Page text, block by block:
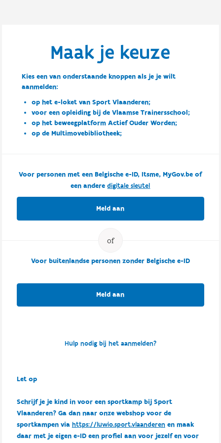
Maak je keuze
Kies een van onderstaande knoppen als je je wilt
aanmelden:
op het e-loket van Sport Vlaanderen;
voor een opleiding bij de Vlaamse Trainersschool;
op het beweegplatform Actief Ouder Worden;
op de Multimovebibliotheek;
Voor personen met een Belgische e-ID, Itsme, MyGov.be of
een anderedigitale sleutel
Meld aan
Voor buitenlandse personen zonder Belgische e-ID
Meld aan
Hulp nodig bij het aanmelden?
Let op
Schrijf je je kind in voor een sportkamp bij Sport
Vlaanderen? Ga dan naar onze webshop voor de
sportkampen via https://luwio.sport.vlaanderenen maak
daar met je eigen e-ID een profiel aan voor jezelf en voor